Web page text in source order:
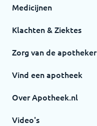
Medicijnen
Klachten & Ziektes
Zorg van de apotheker
Vind een apotheek
Over Apotheek.nl
Video's